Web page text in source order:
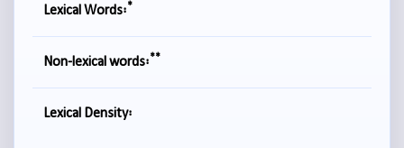
Lexical Words:*
Non-lexical words:**
Lexical Density: